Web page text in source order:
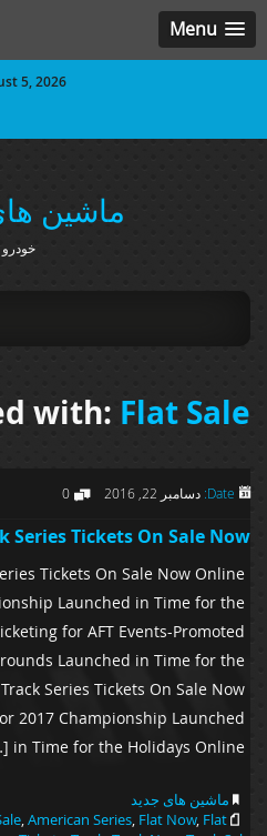
Menu
5, 2026
ماشین
خودرو
with:Flat Sale
Date: دسامبر 22, 2016 0
Series Tickets On Sale Now
Tickets On Sale Now Online
Launched in Time for the
for AFT Events-Promoted
rounds Launched in Time for the
Track Series Tickets On Sale Now
2017 Championship Launched
in Time for the Holidays Online […]
ماشین های جدید
Sale,American Series,Flat Now,Flat